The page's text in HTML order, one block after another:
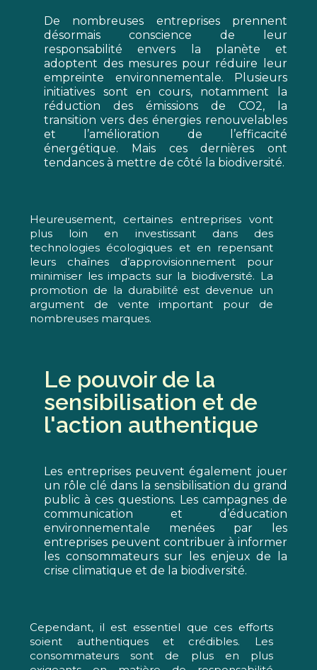
De nombreuses entreprises prennent
désormais conscience de leur
responsabilité envers la planète et
adoptent des mesures pour réduire leur
empreinte environnementale. Plusieurs
initiatives sont en cours, notamment la
réduction des émissions de CO2, la
transition vers des énergies renouvelables
et l’amélioration de l’efficacité
énergétique. Mais ces dernières ont
tendances à mettre de côté la biodiversité.
Heureusement, certaines entreprises vont
plus loin en investissant dans des
technologies écologiques et en repensant
leurs chaînes d’approvisionnement pour
minimiser les impacts sur la biodiversité. La
promotion de la durabilité est devenue un
argument de vente important pour de
nombreuses marques.
Le pouvoir de la
sensibilisation et de
l'action authentique
Les entreprises peuvent également jouer
un rôle clé dans la sensibilisation du grand
public à ces questions. Les campagnes de
communication et d’éducation
environnementale menées par les
entreprises peuvent contribuer à informer
les consommateurs sur les enjeux de la
crise climatique et de la biodiversité.
Cependant, il est essentiel que ces efforts
soient authentiques et crédibles. Les
consommateurs sont de plus en plus